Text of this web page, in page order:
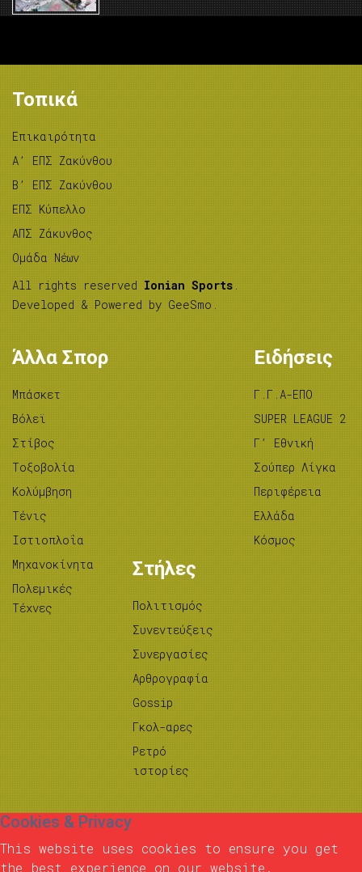
Τοπικά
Επικαιρότητα
A’ ΕΠΣ Ζακύνθου
B’ ΕΠΣ Ζακύνθου
ΕΠΣ Κύπελλο
ΑΠΣ Ζάκυνθος
Ομάδα Νέων
All rights reserved Ionian Sports .
Developed & Powered by GeeSmo .
Άλλα Σπορ
Μπάσκετ
Βόλεϊ
Στίβος
Tοξοβολία
Κολύμβηση
Τένις
Ιστιοπλοΐα
Μηχανοκίνητα
Πολεμικές
Τέχνες
Ειδήσεις
Γ.Γ.Α-ΕΠΟ
SUPER LEAGUE 2
Γ’ Εθνική
Σούπερ Λίγκα
Περιφέρεια
Ελλάδα
Κόσμος
Στήλες
Πολιτισμός
Συνεντεύξεις
Συνεργασίες
Αρθρογραφία
Gossip
Γκολ-αρες
Ρετρό
ιστορίες
Cookies & Privacy
This website uses cookies to ensure you get
the best experience on our website.